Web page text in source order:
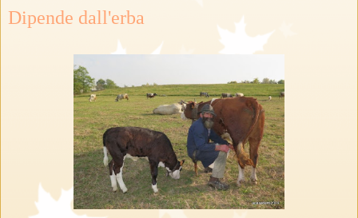
Dipende dall'erba